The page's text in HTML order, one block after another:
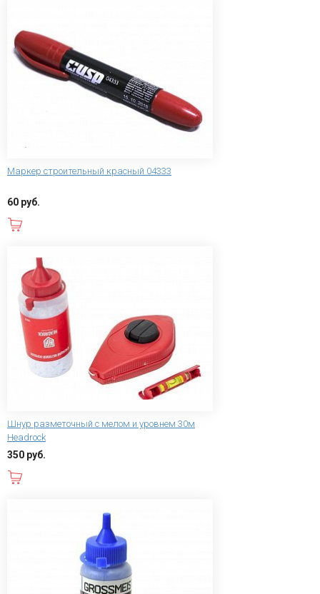
Маркер строительный красный 04333
60 руб.
Шнур разметочный с мелом и уровнем 30м
Headrock
350 руб.